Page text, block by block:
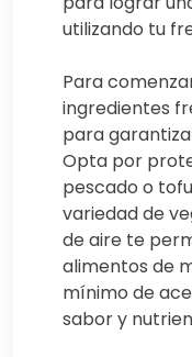
utilizando tu
Para
ingredientes
para
Opta por
pescado o
variedad de
de aire te
alimentos de
mínimo de
sabor y